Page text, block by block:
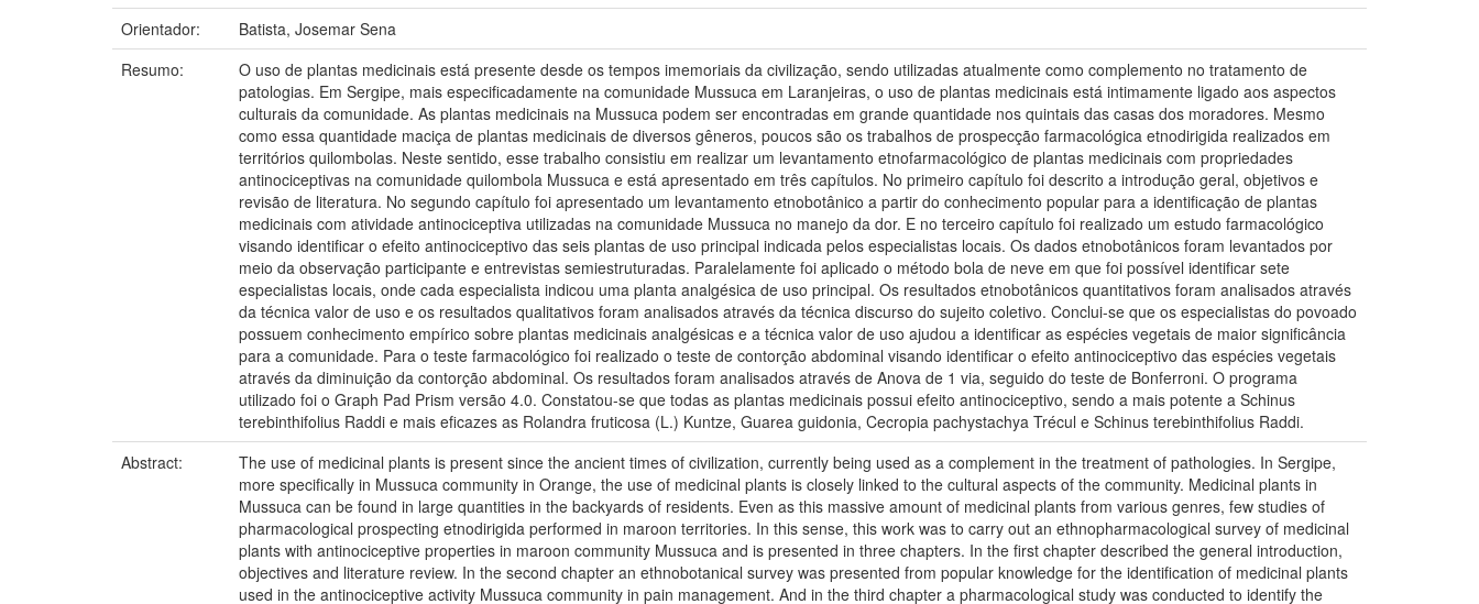
Orientador:
Batista, Josemar Sena
Resumo:
O uso de plantas medicinais está presente desde os tempos imemoriais da civilização, sendo utilizadas atualmente como complemento no tratamento de
patologias. Em Sergipe, mais especificadamente na comunidade Mussuca em Laranjeiras, o uso de plantas medicinais está intimamente ligado aos aspectos
culturais da comunidade. As plantas medicinais na Mussuca podem ser encontradas em grande quantidade nos quintais das casas dos moradores. Mesmo
como essa quantidade maciça de plantas medicinais de diversos gêneros, poucos são os trabalhos de prospecção farmacológica etnodirigida realizados em
territórios quilombolas. Neste sentido, esse trabalho consistiu em realizar um levantamento etnofarmacológico de plantas medicinais com propriedades
antinociceptivas na comunidade quilombola Mussuca e está apresentado em três capítulos. No primeiro capítulo foi descrito a introdução geral, objetivos e
revisão de literatura. No segundo capítulo foi apresentado um levantamento etnobotânico a partir do conhecimento popular para a identificação de plantas
medicinais com atividade antinociceptiva utilizadas na comunidade Mussuca no manejo da dor. E no terceiro capítulo foi realizado um estudo farmacológico
visando identificar o efeito antinociceptivo das seis plantas de uso principal indicada pelos especialistas locais. Os dados etnobotânicos foram levantados por
meio da observação participante e entrevistas semiestruturadas. Paralelamente foi aplicado o método bola de neve em que foi possível identificar sete
especialistas locais, onde cada especialista indicou uma planta analgésica de uso principal. Os resultados etnobotânicos quantitativos foram analisados através
da técnica valor de uso e os resultados qualitativos foram analisados através da técnica discurso do sujeito coletivo. Conclui-se que os especialistas do povoado
possuem conhecimento empírico sobre plantas medicinais analgésicas e a técnica valor de uso ajudou a identificar as espécies vegetais de maior significância
para a comunidade. Para o teste farmacológico foi realizado o teste de contorção abdominal visando identificar o efeito antinociceptivo das espécies vegetais
através da diminuição da contorção abdominal. Os resultados foram analisados através de Anova de 1 via, seguido do teste de Bonferroni. O programa
utilizado foi o Graph Pad Prism versão 4.0. Constatou-se que todas as plantas medicinais possui efeito antinociceptivo, sendo a mais potente a Schinus
terebinthifolius Raddi e mais eficazes as Rolandra fruticosa (L.) Kuntze, Guarea guidonia, Cecropia pachystachya Trécul e Schinus terebinthifolius Raddi.
Abstract:
The use of medicinal plants is present since the ancient times of civilization, currently being used as a complement in the treatment of pathologies. In Sergipe,
more specifically in Mussuca community in Orange, the use of medicinal plants is closely linked to the cultural aspects of the community. Medicinal plants in
Mussuca can be found in large quantities in the backyards of residents. Even as this massive amount of medicinal plants from various genres, few studies of
pharmacological prospecting etnodirigida performed in maroon territories. In this sense, this work was to carry out an ethnopharmacological survey of medicinal
plants with antinociceptive properties in maroon community Mussuca and is presented in three chapters. In the first chapter described the general introduction,
objectives and literature review. In the second chapter an ethnobotanical survey was presented from popular knowledge for the identification of medicinal plants
used in the antinociceptive activity Mussuca community in pain management. And in the third chapter a pharmacological study was conducted to identify the